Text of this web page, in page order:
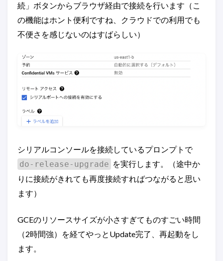
続」ボタンからブラウザ経由で接続を行います（こ
の機能はホント便利ですね、クラウドでの利用でも
不便さを感じないのはすばらしい）
シリアルコンソールを接続しているプロンプトで
do-release-upgrade を実行します。（途中か
りに接続がきれても再度接続すればつながると思い
ます）
GCEのリソースサイズが小さすぎてものすごい時間
（2時間強）を経てやっとUpdate完了、再起動をし
ます。